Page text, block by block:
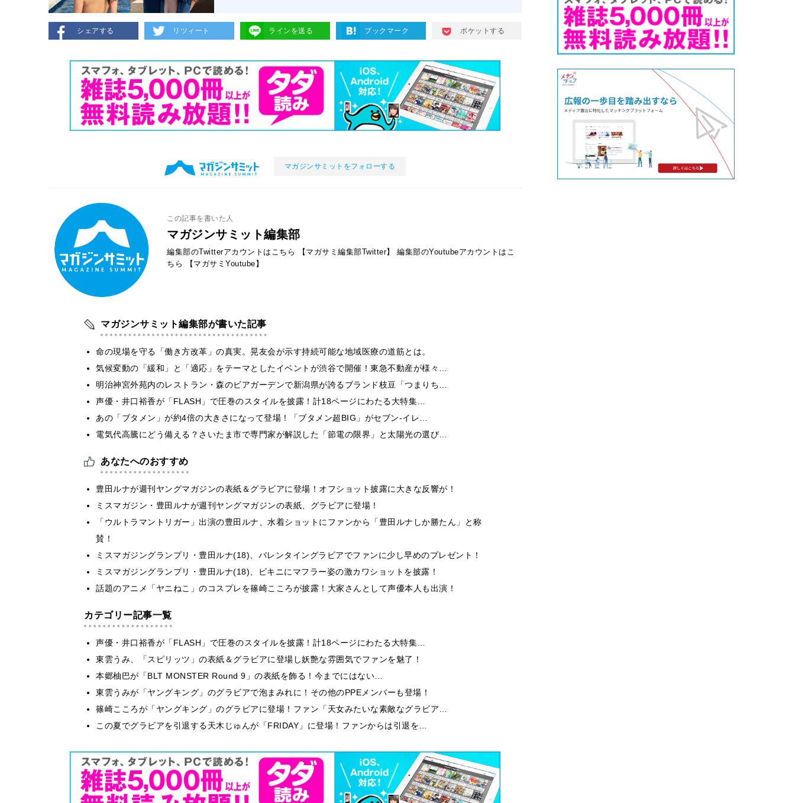
シェアする リツィート ラインを送る ブックマーク ポケットする
マガジンサミットをフォローする
この記事を書いた人
マガジンサミット編集部
編集部のTwitterアカウントはこちら 【マガサミ編集部Twitter】
編集部のYoutubeアカウントはこ
ちら
【マガサミYoutube】
マガジンサミット編集部が書いた記事
​命の現場を守る「働き方改革」の真実。晃友会が示す持続可能な地域医療の道筋とは。
気候変動の「緩和」と「適応」をテーマとしたイベントが渋谷で開催！東急不動産が様々…
明治神宮外苑内のレストラン・森のビアガーデンで新潟県が誇るブランド枝豆「つまりち…
声優・井口裕香が「FLASH」で圧巻のスタイルを披露！計18ページにわたる大特集…
あの「ブタメン」が約4倍の大きさになって登場！「ブタメン超BIG」がセブン‐イレ…
電気代高騰にどう備える？さいたま市で専門家が解説した「節電の限界」と太陽光の選び…
あなたへのおすすめ
豊田ルナが週刊ヤングマガジンの表紙＆グラビアに登場！オフショット披露に大きな反響が！
ミスマガジン・豊田ルナが週刊ヤングマガジンの表紙、グラビアに登場！
「ウルトラマントリガー」出演の豊田ルナ、水着ショットにファンから「豊田ルナしか勝たん」と称
賛！
ミスマガジングランプリ・豊田ルナ(18)、バレンタイングラビアでファンに少し早めのプレゼント！
ミスマガジングランプリ・豊田ルナ(18)、ビキニにマフラー姿の激カワショットを披露！
話題のアニメ「ヤニねこ」のコスプレを篠崎こころが披露！大家さんとして声優本人も出演！
カテゴリー記事一覧
声優・井口裕香が「FLASH」で圧巻のスタイルを披露！計18ページにわたる大特集…
東雲うみ、「スピリッツ」の表紙＆グラビアに登場し妖艶な雰囲気でファンを魅了！
本郷柚巴が「BLT MONSTER Round 9」の表紙を飾る！今までにはない…
東雲うみが「ヤングキング」のグラビアで泡まみれに！その他のPPEメンバーも登場！
篠崎こころが「ヤングキング」のグラビアに登場！ファン「天女みたいな素敵なグラビア…
この夏でグラビアを引退する天木じゅんが「FRIDAY」に登場！ファンからは引退を…